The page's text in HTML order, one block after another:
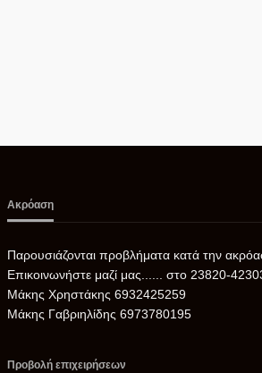
Ακρόαση
Παρουσιάζονται προβλήματα κατά την
Επικοινωνήστε μαζί μας...... στο 23820-
Μάκης Χρηστάκης 6932425259
Μάκης Γαβριηλίδης 6973780195
Προβολή επιχειρήσεων